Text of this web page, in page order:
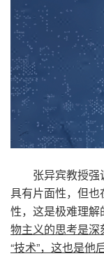
张异宾教授
具有片面性，但
性，这是极难理解
物主义的思考是
“技术”，这也是他